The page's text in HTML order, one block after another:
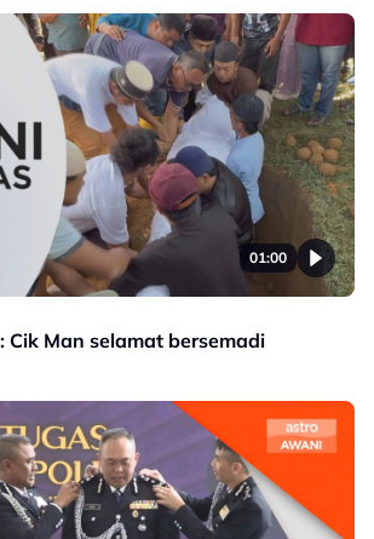
01:00
Cik Man selamat bersemadi